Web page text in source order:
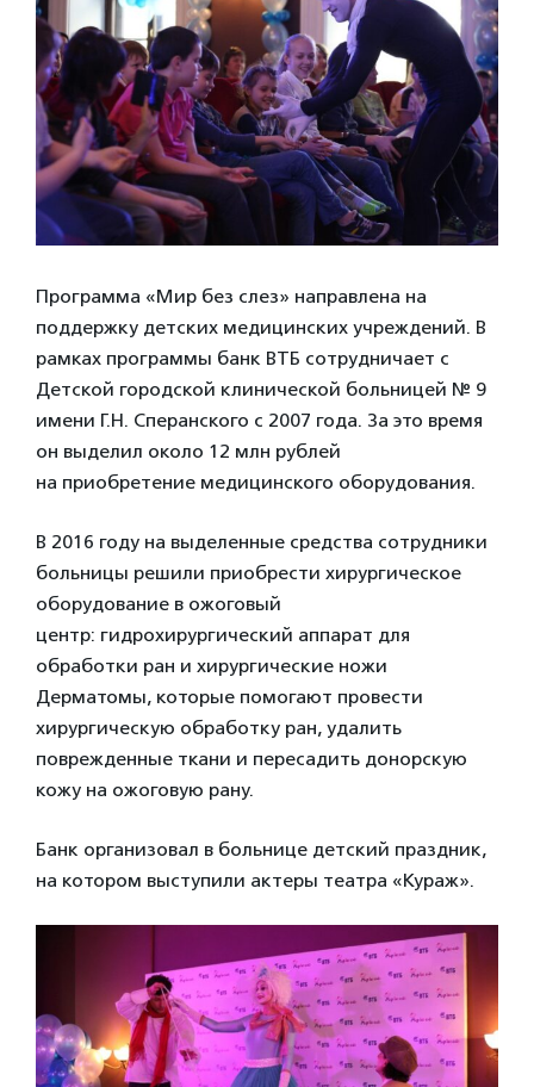
Программа «Мир без слез» направлена на
поддержку детских медицинских учреждений. В
рамках программы банк ВТБ сотрудничает с
Детской городской клинической больницей № 9
имени Г.Н. Сперанского с 2007 года. За это время
он выделил около 12 млн рублей
на приобретение медицинского оборудования.
В 2016 году на выделенные средства сотрудники
больницы решили приобрести хирургическое
оборудование в ожоговый
центр: гидрохирургический аппарат для
обработки ран и хирургические ножи
Дерматомы, которые помогают провести
хирургическую обработку ран, удалить
поврежденные ткани и пересадить донорскую
кожу на ожоговую рану.
Банк организовал в больнице детский праздник,
на котором выступили актеры театра «Кураж».